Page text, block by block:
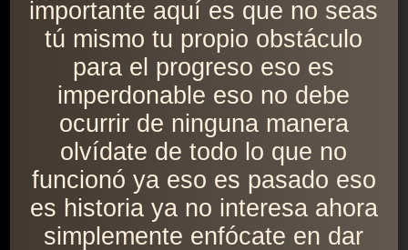
importante aquí es que no seas
tú mismo tu propio obstáculo
para el progreso eso es
imperdonable eso no debe
ocurrir de ninguna manera
olvídate de todo lo que no
funcionó ya eso es pasado eso
es historia ya no interesa ahora
simplemente enfócate en dar